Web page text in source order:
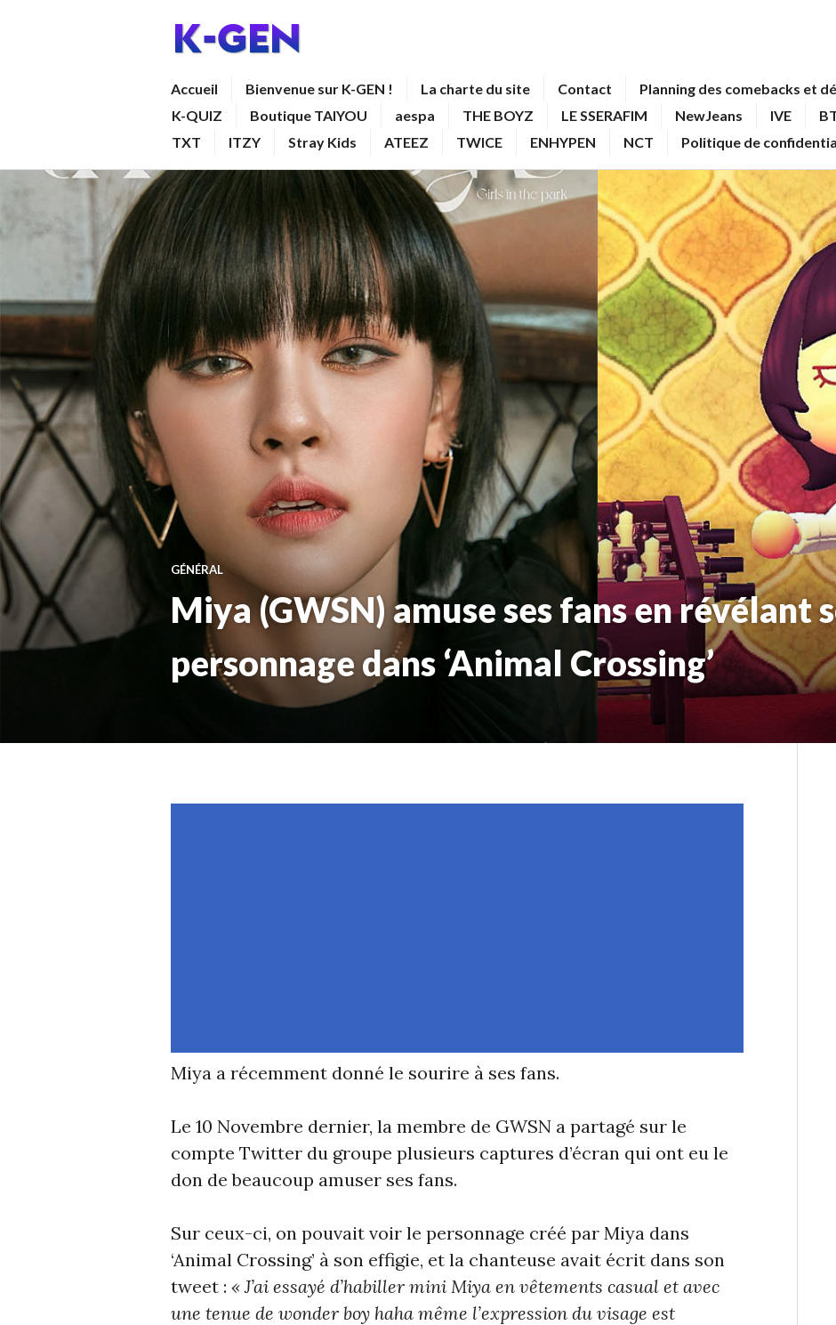
Accueil Bienvenue sur K-GEN ! La charte du site Contact Planning des comebacks et
K-QUIZ
Boutique TAIYOU aespa THE BOYZ LE SSERAFIM NewJeans IVE
TXT
ITZY Stray Kids ATEEZ TWICE ENHYPEN NCT Politique de
GÉNÉRAL
Miya (GWSN) amuse ses fans en révélant
personnage dans ‘Animal Crossing’
Miya a récemment donné le sourire à ses fans.
Le 10 Novembre dernier, la membre de GWSN a partagé sur le
compte Twitter du groupe plusieurs captures d’écran qui ont eu le
don de beaucoup amuser ses fans.
Sur ceux-ci, on pouvait voir le personnage créé par Miya dans
‘Animal Crossing’ à son effigie, et la chanteuse avait écrit dans son
tweet : « J’ai essayé d’habiller mini Miya en vêtements casual et avec
une tenue de wonder boy haha même l’expression du visage est